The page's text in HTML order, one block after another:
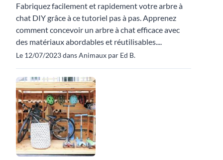
Fabriquez facilement et rapidement votre arbre à
chat DIY grâce à ce tutoriel pas à pas. Apprenez
comment concevoir un arbre à chat efficace avec
des matériaux abordables et réutilisables....
Le 12/07/2023 dans Animaux par Ed B.